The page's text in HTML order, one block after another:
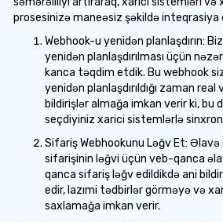
prosesinizə maneəsiz şəkildə inteqrasiya
Webhook-u yenidən planlaşdırın:
yenidən planlaşdırılması üçün
kanca təqdim etdik. Bu webhook
yenidən planlaşdırıldığı zaman
bildirişlər almağa imkan verir ki, bu
seçdiyiniz xarici sistemlərlə
Sifariş Webhookunu Ləğv Et:
sifarişinin ləğvi üçün veb-qanca
qanca sifariş ləğv edildikdə ani
edir, lazımi tədbirlər görməyə və
saxlamağa imkan verir.